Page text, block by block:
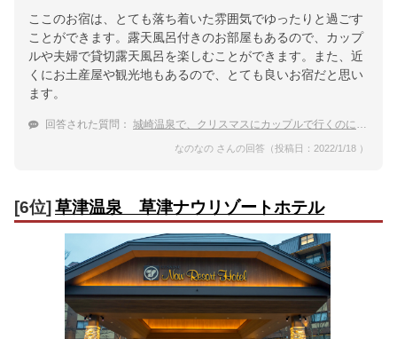
ここのお宿は、とても落ち着いた雰囲気でゆったりと過ごす
ことができます。露天風呂付きのお部屋もあるので、カップ
ルや夫婦で貸切露天風呂を楽しむことができます。また、近
くにお土産屋や観光地もあるので、とても良いお宿だと思い
ます。
回答された質問： 城崎温泉で、クリスマスにカップルで行くのにおすすめの温泉宿は？
なのなの さんの回答（投稿日：2022/1/18 ）
[6位] 草津温泉 草津ナウリゾートホテル